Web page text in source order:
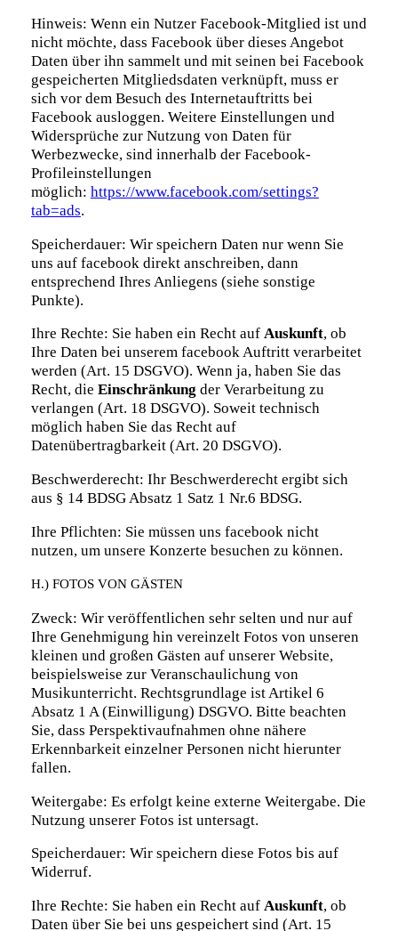
Hinweis: Wenn ein Nutzer Facebook-Mitglied ist und
nicht möchte, dass Facebook über dieses Angebot
Daten über ihn sammelt und mit seinen bei Facebook
gespeicherten Mitgliedsdaten verknüpft, muss er
sich vor dem Besuch des Internetauftritts bei
Facebook ausloggen. Weitere Einstellungen und
Widersprüche zur Nutzung von Daten für
Werbezwecke, sind innerhalb der Facebook-
Profileinstellungen
möglich: https://www.facebook.com/settings?
tab=ads.
Speicherdauer: Wir speichern Daten nur wenn Sie
uns auf facebook direkt anschreiben, dann
entsprechend Ihres Anliegens (siehe sonstige
Punkte).
Ihre Rechte: Sie haben ein Recht auf Auskunft, ob
Ihre Daten bei unserem facebook Auftritt verarbeitet
werden (Art. 15 DSGVO). Wenn ja, haben Sie das
Recht, die Einschränkung der Verarbeitung zu
verlangen (Art. 18 DSGVO). Soweit technisch
möglich haben Sie das Recht auf
Datenübertragbarkeit (Art. 20 DSGVO).
Beschwerderecht: Ihr Beschwerderecht ergibt sich
aus § 14 BDSG Absatz 1 Satz 1 Nr.6 BDSG.
Ihre Pflichten: Sie müssen uns facebook nicht
nutzen, um unsere Konzerte besuchen zu können.
H.) FOTOS VON GÄSTEN
Zweck: Wir veröffentlichen sehr selten und nur auf
Ihre Genehmigung hin vereinzelt Fotos von unseren
kleinen und großen Gästen auf unserer Website,
beispielsweise zur Veranschaulichung von
Musikunterricht. Rechtsgrundlage ist Artikel 6
Absatz 1 A (Einwilligung) DSGVO. Bitte beachten
Sie, dass Perspektivaufnahmen ohne nähere
Erkennbarkeit einzelner Personen nicht hierunter
fallen.
Weitergabe: Es erfolgt keine externe Weitergabe. Die
Nutzung unserer Fotos ist untersagt.
Speicherdauer: Wir speichern diese Fotos bis auf
Widerruf.
Ihre Rechte: Sie haben ein Recht auf Auskunft, ob
Daten über Sie bei uns gespeichert sind (Art. 15